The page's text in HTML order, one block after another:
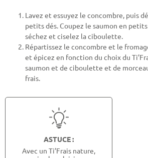
Lavez et essuyez le concombre, puis
petits dés. Coupez le saumon en petits
séchez et ciselez la ciboulette.
Répartissez le concombre et le
et épicez en fonction du choix du
saumon et de ciboulette et de
frais.
ASTUCE :
Avec un Ti’Frais nature,